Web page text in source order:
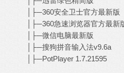
│├─360安全卫士官方最新版
│├─360急速浏览器官方最新
│├─微信电脑最新版
│├─搜狗拼音输入法v9.6a
│├─PotPlayer 1.7.21595